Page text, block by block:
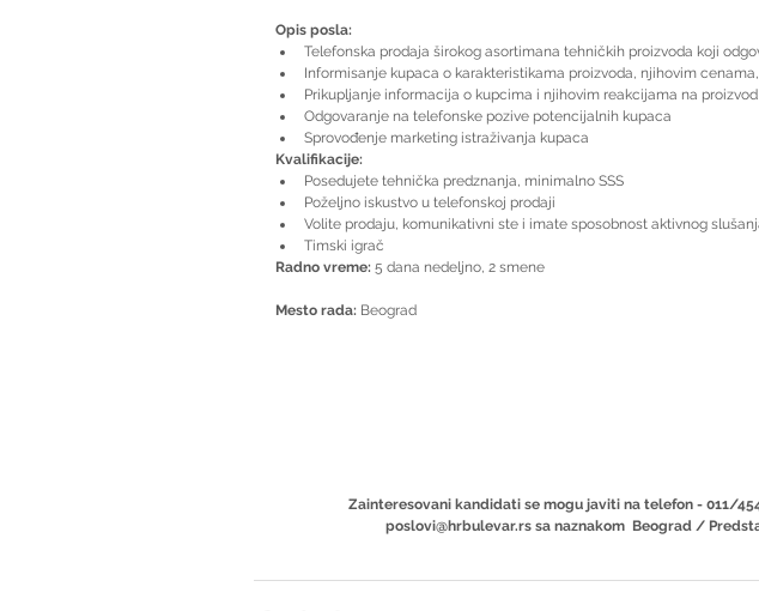
Opis posla:
Telefonska prodaja širokog asortimana tehničkih proizvoda koji
Informisanje kupaca o karakteristikama proizvoda, njihovim
Prikupljanje informacija o kupcima i njihovim reakcijama na proizvod
Odgovaranje na telefonske pozive potencijalnih kupaca
Sprovođenje marketing istraživanja kupaca
Kvalifikacije:
Posedujete tehnička predznanja, minimalno SSS
Poželjno iskustvo u telefonskoj prodaji
Volite prodaju, komunikativni ste i imate sposobnost aktivnog
Timski igrač
Radno vreme: 5 dana nedeljno, 2 smene
Mesto rada: Beograd
Zainteresovani kandidati se mogu javiti na telefon - 011/
poslovi@hrbulevar.rs sa naznakom  Beograd /